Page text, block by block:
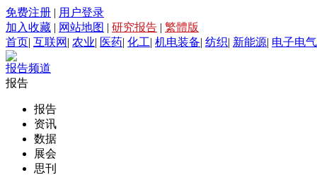
免费注册 | 用户登录
加入收藏 | 网站地图 | 研究报告 | 繁體版
首页| 互联网 | 农业| 医药| 化工| 机电装备| 纺织| 新能源| 电子电气
报告频道
报告
报告
资讯
数据
展会
思刊